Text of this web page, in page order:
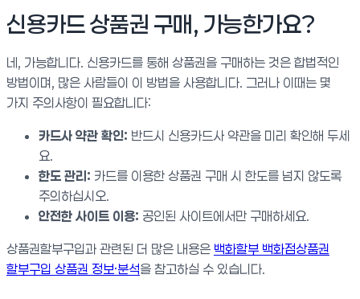
신용카드 상품권 구매, 가능한가요?
네, 가능합니다. 신용카드를 통해 상품권을 구매하는 것은 합법적인
방법이며, 많은 사람들이 이 방법을 사용합니다. 그러나 이때는 몇
가지 주의사항이 필요합니다:
카드사 약관 확인: 반드시 신용카드사 약관을 미리 확인해 두세
요.
한도 관리: 카드를 이용한 상품권 구매 시 한도를 넘지 않도록
주의하십시오.
안전한 사이트 이용: 공인된 사이트에서만 구매하세요.
상품권할부구입과 관련된 더 많은 내용은 백화할부 백화점상품권
할부구입 상품권 정보·분석을 참고하실 수 있습니다.